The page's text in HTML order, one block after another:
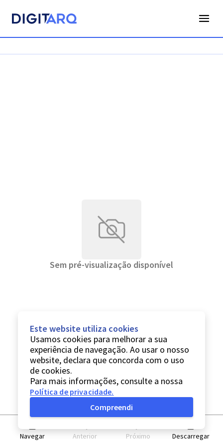
Sem pré-visualização disponível
Navegar Anterior Próximo Descarregar
Este website utiliza cookies
Usamos cookies para melhorar a sua
experiência de navegação. Ao usar o nosso
website, declara que concorda com o uso
de cookies.
Para mais informações, consulte a nossa
Política de privacidade.
Compreendi